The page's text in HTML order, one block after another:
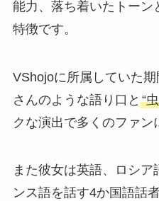
能力、落ち着いたトーン
特徴です。
VShojoに所属していた
さんのような語り口と “
クな演出で多くのファン
また彼女は英語、ロシア
ンス語を話す4か国語話